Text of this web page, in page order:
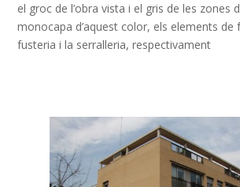
el groc de l’obra vista i el gris de les zones
monocapa d’aquest color, els elements de
fusteria i la serralleria, respectivament